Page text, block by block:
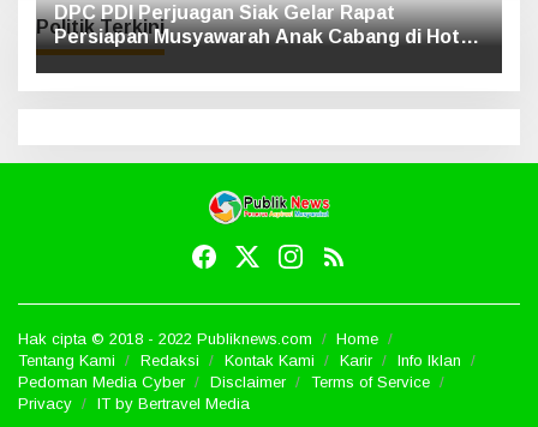
Politik Terkini
DPC PDI Perjuagan Siak Gelar Rapat
Persiapan Musyawarah Anak Cabang di Hotel
Luxe
Hak cipta © 2018 - 2022 Publiknews.com
Home
Tentang Kami
Redaksi Kontak Kami Karir
Info Iklan
Pedoman Media Cyber
Disclaimer
Terms of Service
Privacy
IT by Bertravel Media